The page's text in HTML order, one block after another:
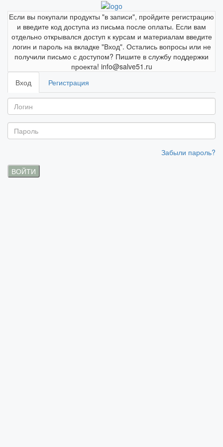
Если вы покупали продукты "в записи", пройдите регистрацию
и введите код доступа из письма после оплаты. Если вам
отдельно открывался доступ к курсам и материалам введите
логин и пароль на вкладке "Вход". Остались вопросы или не
получили письмо с доступом? Пишите в службу поддержки
проекта! info@salve51.ru
Вход
Регистрация
Забыли пароль?
ВОЙТИ